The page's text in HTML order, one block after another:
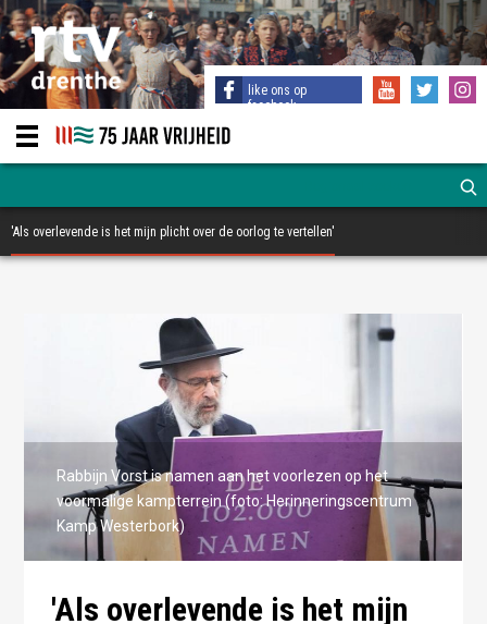
like ons op
facebook
'Als overlevende is het mijn plicht over de oorlog te vertellen'
Rabbijn Vorst is namen aan het voorlezen op het
voormalige kampterrein (foto: Herinneringscentrum
Kamp Westerbork)
'Als overlevende is het mijn